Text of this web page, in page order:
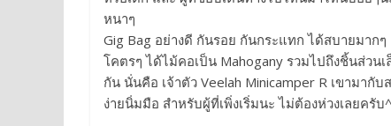
หนาๆ
Gig Bag อย่างดี กันรอย กันกระแทก ได้สบายมาก
โคตรๆ ได้ไม้คอเป็น Mahogany รวมไปถึงชิ้นส่วน
กัน นั่นคือ เจ้าตัว Veelah Minicamper R เขามากั
ง่ายนิ่มมือ สำหรับผู้ที่เพิ่งเริ่มนะ ไม่ต้องห่วงเลยครับ